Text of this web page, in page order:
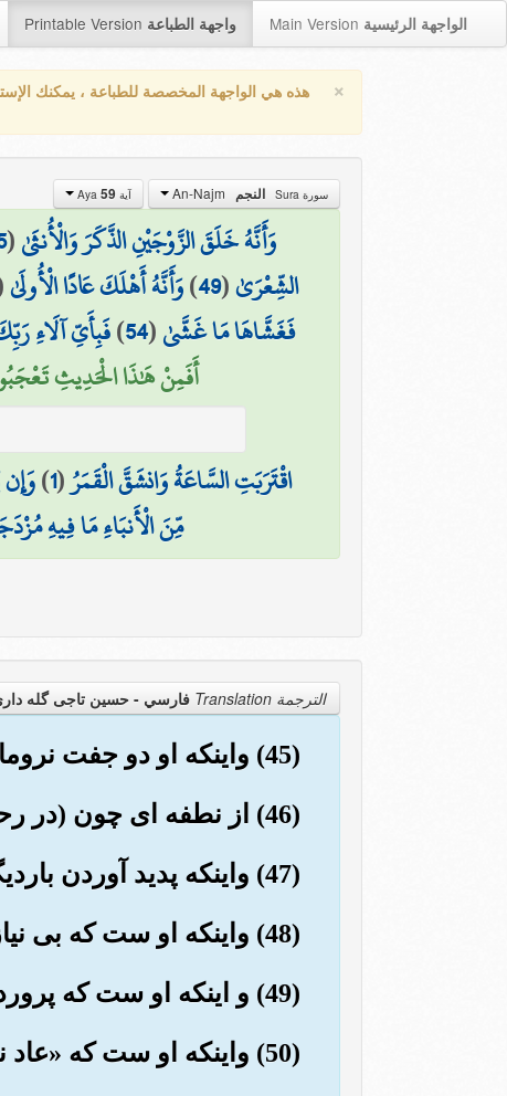
Printable Version واجهة الطباعة Main Version الواجهة الرئيسية
× هذه هي الواجهة المخصصة للطباعة ، يمكنك
سورة Sura النجم آية Aya 59
وَأَنَّهُ خَلَقَ الزَّوْجَيْنِ الذَّكَرَ وَالْأُنثَىٰ(
الشِّعْرَىٰ(
49
)وَأَنَّهُ أَهْلَكَ عَادًا الْأُولَىٰ
فَغَشَّاهَا مَا غَشَّىٰ(
54
)فَبِأَيِّ آلَاءِ
أَفَمِنْ هَٰذَا الْحَدِيثِ
اقْتَرَبَتِ السَّاعَةُ وَانشَقَّ الْقَمَرُ(
1
)
مِّنَ الْأَنبَاءِ مَا فِيهِ
الترجمة Translation فارسي - حسین تاجی گله
(45) واینکه او دو جفت نروماده آفرید.
(46) از نطفه ای چون (در رحم) ریخته شود.
(47) واینکه پدید آوردن باردیگر بر (عهدۀ) او (= خداوند) است.
(48) واینکه او ست که بی نیاز کرد و سرمایه بخشید.
(49) و اینکه او ست که پروردگار (ستاره) «شعری»( ) است.
(50) واینکه او ست که «عاد نخستین» را هلاک کرد.